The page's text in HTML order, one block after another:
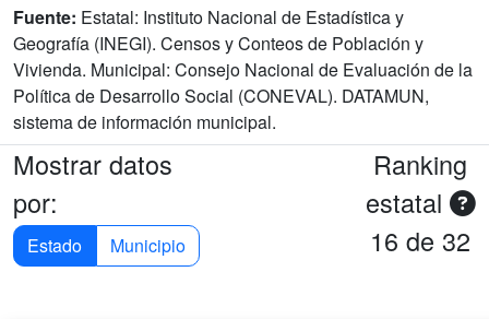
Fuente: Estatal: Instituto Nacional de Estadística y
Geografía (INEGI). Censos y Conteos de Población y
Vivienda. Municipal: Consejo Nacional de Evaluación de la
Política de Desarrollo Social (CONEVAL). DATAMUN,
sistema de información municipal.
Mostrar datos
por:
Estado Municipio
Ranking
estatal
16 de 32